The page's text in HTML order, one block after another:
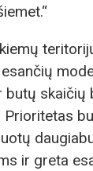
butų skaičių
ir greta